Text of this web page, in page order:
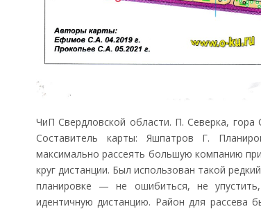
ЧиП Свердловской области. П. Северка,
Составитель карты: Яшпатров Г.
максимально рассеять большую компанию
круг дистанции. Был использован такой
планировке — не ошибиться, не
идентичную дистанцию. Район для рассева